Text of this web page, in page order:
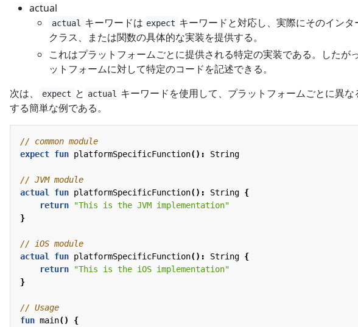
actual
actual キーワードは expect キーワードと対応し、実際にそのインタ
クラス、または関数の具体的な実装を提供する。
これはプラットフォームごとに提供される特定の実装である。したが
ットフォームに対して特定のコードを記述できる。
次は、
expect と actual
キーワードを使用して、プラットフォームごとに異な
する簡単な例である。
expect fun platformSpecificFunction(): String
actual
fun platformSpecificFunction(): String {
return
"This is the JVM implementation"
}
actual
fun platformSpecificFunction(): String {
return
"This is the iOS implementation"
}
fun main()
{